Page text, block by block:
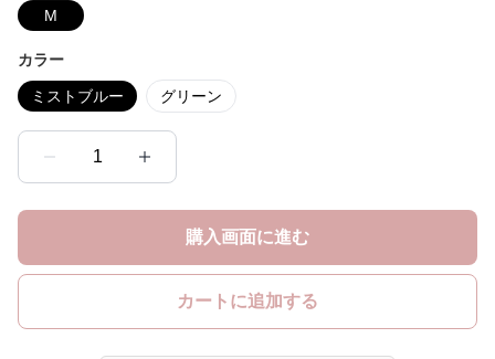
M
カラー
ミストブルー グリーン
1
購入画面に進む
カートに追加する